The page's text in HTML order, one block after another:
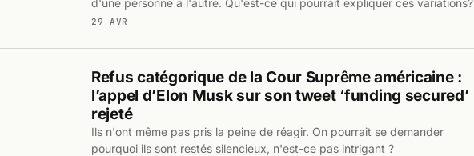
29 AVR
Refus catégorique de la Cour Suprême américaine :
l’appel d’Elon Musk sur son tweet ‘funding secured’
rejeté
Ils n'ont même pas pris la peine de réagir. On pourrait se demander
pourquoi ils sont restés silencieux, n'est-ce pas intrigant ?